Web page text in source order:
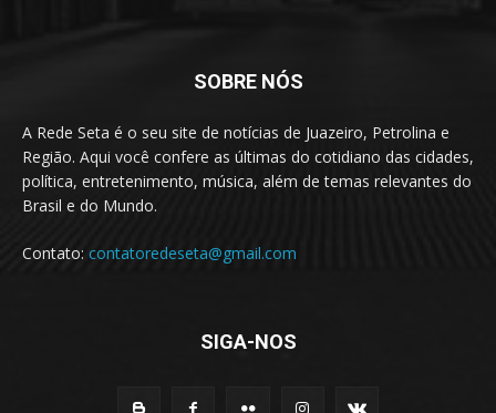
SOBRE NÓS
A Rede Seta é o seu site de notícias de Juazeiro, Petrolina e
Região. Aqui você confere as últimas do cotidiano das cidades,
política, entretenimento, música, além de temas relevantes do
Brasil e do Mundo.
Contato: contatoredeseta@gmail.com
SIGA-NOS